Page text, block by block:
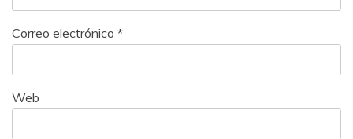
Correo electrónico *
Web